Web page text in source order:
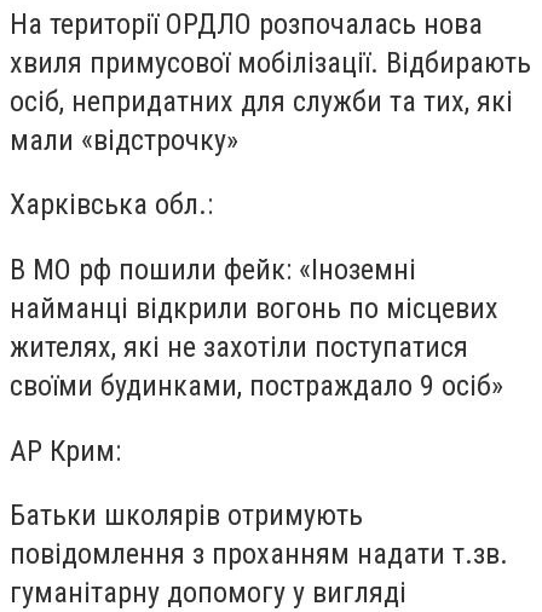
На території ОРДЛО розпочалась нова
хвиля примусової мобілізації. Відбирають
осіб, непридатних для служби та тих, які
мали «відстрочку»
Харківська обл.:
В МО рф пошили фейк: «Іноземні
найманці відкрили вогонь по місцевих
жителях, які не захотіли поступатися
своїми будинками, постраждало 9 осіб»
АР Крим:
Батьки школярів отримують
повідомлення з проханням надати т.зв.
гуманітарну допомогу у вигляді